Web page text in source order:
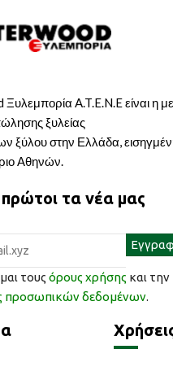
A.T.E.N.E είναι η
ξυλείας
ξύλου στην Ελλάδα,
Αθηνών.
τα νέα μας
τους όρους χρήσης και την
προσωπικών δεδομένων.